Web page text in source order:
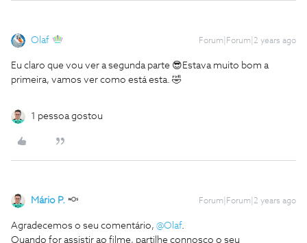
Olaf Forum|Forum|2 years ago
Eu claro que vou ver a segunda parte 😎Estava muito bom a
primeira, vamos ver como está esta. 🤣
1 pessoa gostou
Mário P. Forum|Forum|2 years ago
Agradecemos o seu comentário, @Olaf.
Quando for assistir ao filme, partilhe connosco o seu